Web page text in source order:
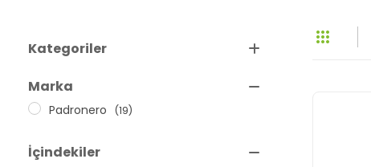
Kategoriler
(Yerli)
Marka
Padronero (19)
İçindekiler